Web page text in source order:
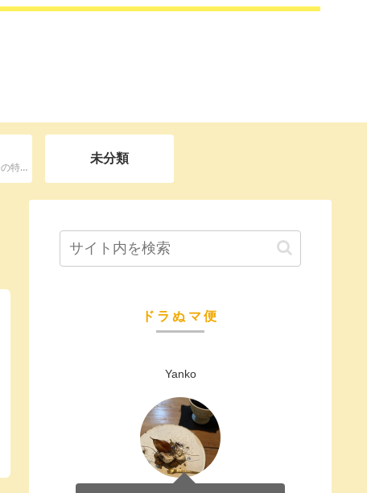
NHKで放送される単発の特別枠ドラマ
未分類
ドラぬマ便
Yanko